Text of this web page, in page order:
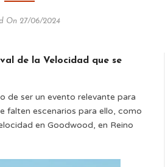
On 27/06/2024
de la Velocidad que se
de ser un evento relevante para
falten escenarios para ello, como
en Goodwood, en Reino